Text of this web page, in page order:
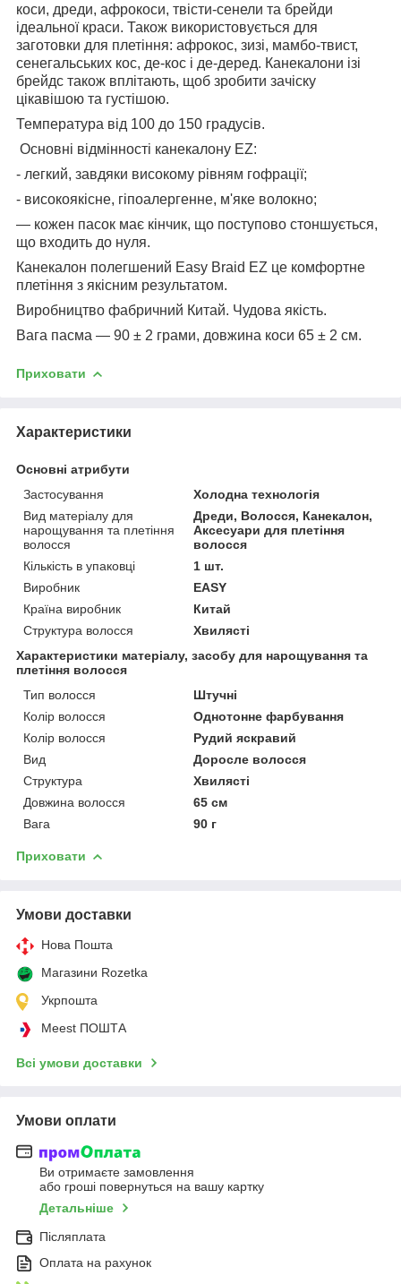
коси, дреди, афрокоси, твісти-сенели та брейди
ідеальної краси. Також використовується для
заготовки для плетіння: афрокос, зизі, мамбо-твист,
сенегальських кос, де-кос і де-деред. Канекалони ізі
брейдс також вплітають, щоб зробити зачіску
цікавішою та густішою.
Температура від 100 до 150 градусів.
Основні відмінності канекалону EZ:
- легкий, завдяки високому рівням гофрації;
- високоякісне, гіпоалергенне, м'яке волокно;
— кожен пасок має кінчик, що поступово стоншується,
що входить до нуля.
Канекалон полегшений Easy Braid EZ це комфортне
плетіння з якісним результатом.
Виробництво фабричний Китай. Чудова якість.
Вага пасма — 90 ± 2 грами, довжина коси 65 ± 2 см.
Приховати
Характеристики
Основні атрибути
Застосування
Холодна технологія
Вид матеріалу для
нарощування та плетіння
волосся
Дреди, Волосся, Канекалон,
Аксесуари для плетіння
волосся
Кількість в упаковці
1 шт.
Виробник
EASY
Країна виробник
Китай
Структура волосся
Хвилясті
Характеристики матеріалу, засобу для нарощування та
плетіння волосся
Тип волосся
Штучні
Колір волосся
Однотонне фарбування
Колір волосся
Рудий яскравий
Вид
Доросле волосся
Структура
Хвилясті
Довжина волосся
65 см
Вага
90 г
Приховати
Умови доставки
Нова Пошта
Магазини Rozetka
Укрпошта
Meest ПОШТА
Всі умови доставки
Умови оплати
Ви отримаєте замовлення
або гроші повернуться на вашу картку
Детальніше
Післяплата
Оплата на рахунок